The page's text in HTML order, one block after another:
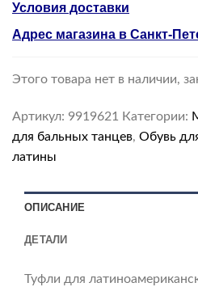
Условия доставки
Адрес магазина в Санкт-
Этого товара нет в наличии,
Артикул: 9919621 Категории:
для бальных танцев, Обувь
латины
ОПИСАНИЕ
ДЕТАЛИ
Туфли для